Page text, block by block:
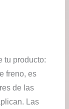
tu producto:
freno, es
de las
Las